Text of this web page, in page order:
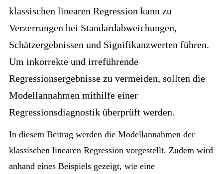
klassischen linearen Regression kann zu
Verzerrungen bei Standardabweichungen,
Schätzergebnissen und Signifikanzwerten führen.
Um inkorrekte und irreführende
Regressionsergebnisse zu vermeiden, sollten die
Modellannahmen mithilfe einer
Regressionsdiagnostik überprüft werden.
In diesem Beitrag werden die Modellannahmen der
klassischen linearen Regression vorgestellt. Zudem wird
anhand eines Beispiels gezeigt, wie eine